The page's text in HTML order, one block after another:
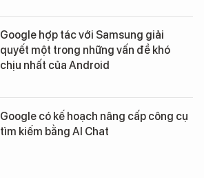
Google hợp tác với Samsung giải
quyết một trong những vấn đề khó
chịu nhất của Android
Google có kế hoạch nâng cấp công cụ
tìm kiếm bằng AI Chat